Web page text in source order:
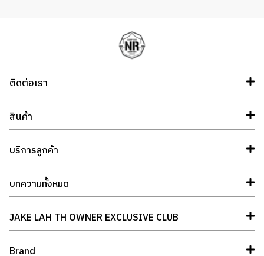
ติดต่อเรา
สินค้า
บริการลูกค้า
บทความทั้งหมด
JAKE LAH TH OWNER EXCLUSIVE CLUB
Brand